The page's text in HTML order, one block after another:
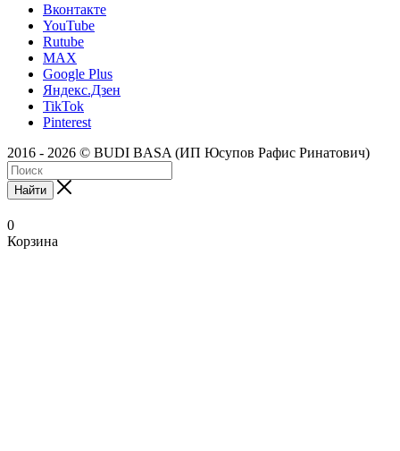
Вконтакте
YouTube
Rutube
MAX
Google Plus
Яндекс.Дзен
TikTok
Pinterest
2016 - 2026 © BUDI BASA (ИП Юсупов Рафис Ринатович)
Найти
0
Корзина